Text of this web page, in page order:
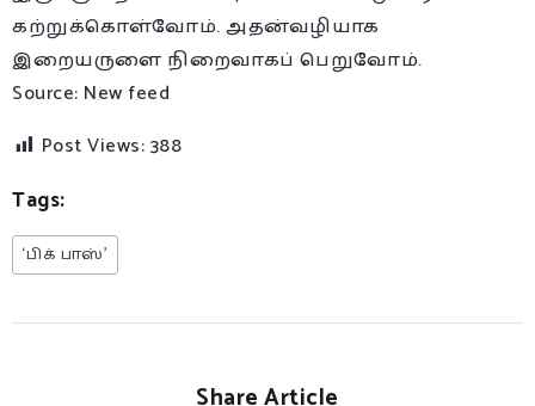
கற்றுக்கொள்வோம். அதன்வழியாக
இறையருளை நிறைவாகப் பெறுவோம்.
Source: New feed
Post Views:388
Tags:
‘பிக் பாஸ்’
Share Article